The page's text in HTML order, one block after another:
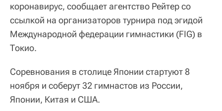
коронавирус, сообщает агентство Рейтер со
ссылкой на организаторов турнира под эгидой
Международной федерации гимнастики (FIG) в
Токио.
Соревнования в столице Японии стартуют 8
ноября и соберут 32 гимнастов из России,
Японии, Китая и США.